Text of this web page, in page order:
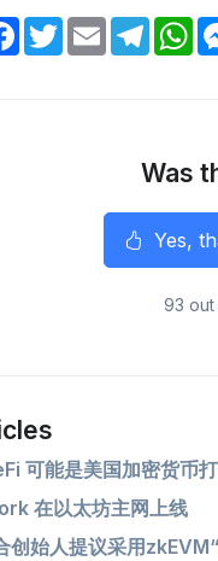
F
a
T
w
E
m
T
e
m
W
h
p
Was
Yes,
93 out
可能是美国加密货币
在以太坊主网上线
创始人提议采用